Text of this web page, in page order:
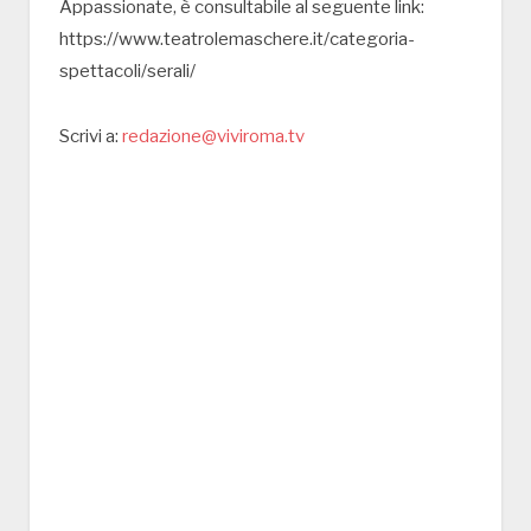
Appassionate, è consultabile al seguente link:
https://www.teatrolemaschere.it/categoria-
spettacoli/serali/
Scrivi a: redazione@viviroma.tv